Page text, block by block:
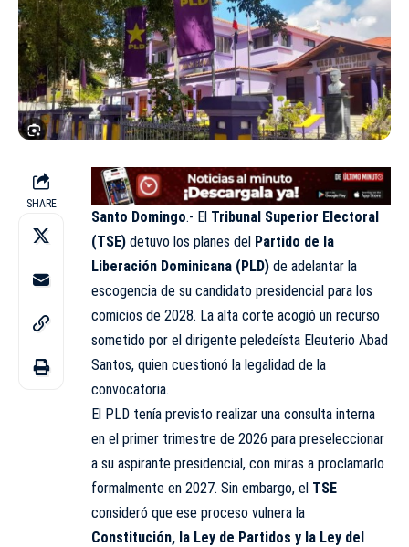
SHARE
Santo Domingo.- El Tribunal Superior Electoral
(TSE) detuvo los planes del Partido de la
Liberación Dominicana (PLD) de adelantar la
escogencia de su candidato presidencial para los
comicios de 2028. La alta corte acogió un recurso
sometido por el dirigente peledeísta Eleuterio Abad
Santos, quien cuestionó la legalidad de la
convocatoria.
El PLD tenía previsto realizar una consulta interna
en el primer trimestre de 2026 para preseleccionar
a su aspirante presidencial, con miras a proclamarlo
formalmente en 2027. Sin embargo, el TSE
consideró que ese proceso vulnera la
Constitución, la Ley de Partidos y la Ley del